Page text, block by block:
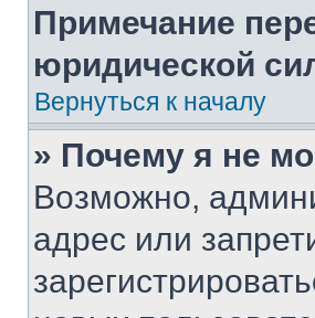
Примечание
юридической
Вернуться к началу
» Почему я не
Возможно,
адрес или